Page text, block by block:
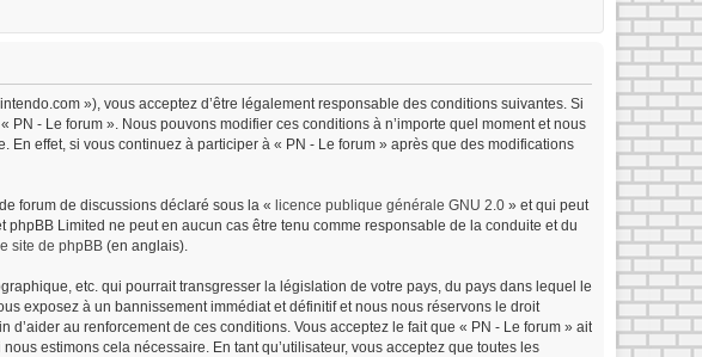
»), vous acceptez d’être légalement responsable des conditions suivantes. Si
- Le forum ». Nous pouvons modifier ces conditions à n’importe quel moment et nous
effet, si vous continuez à participer à « PN - Le forum » après que des modifications
forum de discussions déclaré sous la « licence publique générale GNU 2.0 » et qui peut
Limited ne peut en aucun cas être tenu comme responsable de la conduite et du
le site de phpBB (en anglais).
etc. qui pourrait transgresser la législation de votre pays, du pays dans lequel le
exposez à un bannissement immédiat et définitif et nous nous réservons le droit
d’aider au renforcement de ces conditions. Vous acceptez le fait que « PN - Le forum » ait
estimons cela nécessaire. En tant qu’utilisateur, vous acceptez que toutes les